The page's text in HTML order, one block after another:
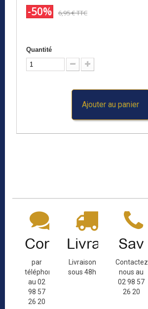
-50% 6,95 €TTC
Quantité
Ajouter au panier
Contact
par
téléphone
au 02
98 57
26 20
Livraison
Livraison
sous 48h
Sav
Contactez-
nous au
02 98 57
26 20